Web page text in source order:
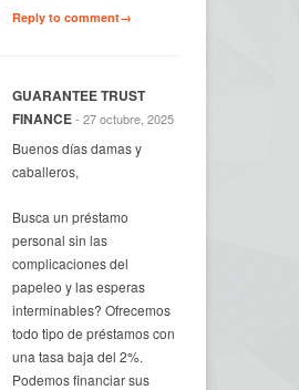
Reply to comment→
GUARANTEE TRUST
FINANCE- 27 octubre, 2025
Buenos días damas y
caballeros,
Busca un préstamo
personal sin las
complicaciones del
papeleo y las esperas
interminables? Ofrecemos
todo tipo de préstamos con
una tasa baja del 2%.
Podemos financiar sus